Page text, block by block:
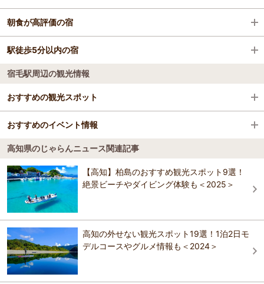
はりまや橋
坂本龍馬の銅像
日曜市
桂浜水族館
竹林寺
ペンション Ｂｅｅ
ファミリーロッジ旅籠屋・四万十店
ホテル松葉川温泉
ネストウエストガーデン土佐
星ふるヴィレッジ TENGU（旧：高原ふれあいの
家 天狗荘）
新ロイヤルホテル四万十
ホテルサンリバー四万十
朝食が高評価の宿
中村プリンスホテル
ペンション Ｂｅｅ
ホテル松葉川温泉
ネストウエストガーデン土佐
星ふるヴィレッジ TENGU（旧：高原ふれあいの
家 天狗荘）
新ロイヤルホテル四万十
駅徒歩5分以内の宿
中村第一ホテル 駅前徒歩１分（ＢＢＨホテルグル
薬湯風呂 ホテルクラウンヒルズ中村（ＢＢＨホテ
ルグループ）
宿毛駅周辺の観光情報
おすすめの観光スポット
佐田の沈下橋
4.1
四万十川には本流、支流を合わせて47の沈下橋が残る。増水時に橋が
現在でも生活道として利用されている。中村市街地に最も近いのが佐
田の沈下橋。周辺では川エビやウナギ漁なども見られ、菜の花の季節
は四万十川の風物詩となっている。
おすすめのイベント情報
しまんと納涼花火大会（しまんと市民祭）
小京都中村に夏を告げる「しまんと市民祭」を締めくくる納涼花火大
会が、赤鉄橋たもと四万十川河川敷で行われます。8号玉を含めスター
マインやミュージック花火など、色とりどりの花火が豪快に打ち上げ
られ、祭りに華を添えます。花火が川面に映る幻想的な光景も楽しめ
ます。 ※打ち上げ数：6000発、昨年度6000発 観客数：5万人、昨
年度5万人
おすすめのイベント情報ガイドを見る
高知県のじゃらんニュース関連記事
【高知】柏島のおすすめ観光スポット9選！
絶景ビーチやダイビング体験も＜2025＞
高知の外せない観光スポット19選！1泊2日モ
デルコースやグルメ情報も＜2024＞